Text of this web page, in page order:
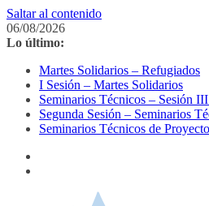
Saltar al contenido
06/08/2026
Lo último:
Martes Solidarios – Refugiados
I Sesión – Martes Solidarios
Seminarios Técnicos – Sesión
Segunda Sesión – Seminarios
Seminarios Técnicos de